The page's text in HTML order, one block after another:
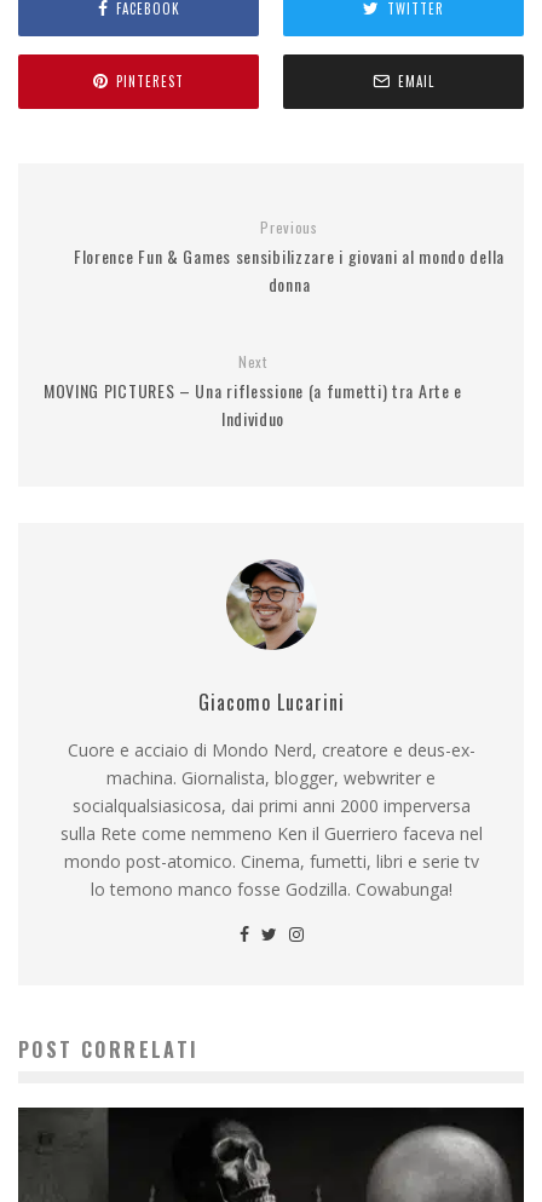
FACEBOOK TWITTER
PINTEREST EMAIL
Previous
Florence Fun & Games sensibilizzare i giovani al mondo della
donna
Next
MOVING PICTURES – Una riflessione (a fumetti) tra Arte e
Individuo
Giacomo Lucarini
Cuore e acciaio di Mondo Nerd, creatore e deus-ex-
machina. Giornalista, blogger, webwriter e
socialqualsiasicosa, dai primi anni 2000 imperversa
sulla Rete come nemmeno Ken il Guerriero faceva nel
mondo post-atomico. Cinema, fumetti, libri e serie tv
lo temono manco fosse Godzilla. Cowabunga!
POST CORRELATI